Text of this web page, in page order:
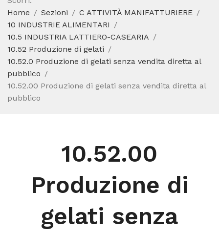
SEZIONI
CODICE ATECO A COSA SERVE
REGIME FORFETTARIO
CODICE FISCALE
Home
Sezioni
C ATTIVITÀ MANIFATTURIERE
10 INDUSTRIE ALIMENTARI
10.5 INDUSTRIA LATTIERO-CASEARIA
10.52 Produzione di gelati
10.52.0 Produzione di gelati senza vendita diretta al
pubblico
10.52.00 Produzione di gelati senza vendita diretta al
pubblico
10.52.00
Produzione di
gelati senza